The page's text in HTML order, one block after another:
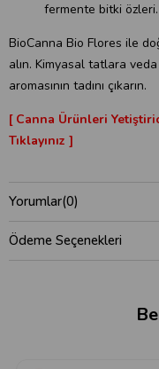
fermente bitki özleri.
BioCanna Bio Flores ile
alın. Kimyasal tatlara
aromasının tadını çıkarın.
[ Canna Ürünleri
Tıklayınız ]
Yorumlar(0)
Ödeme Seçenekleri